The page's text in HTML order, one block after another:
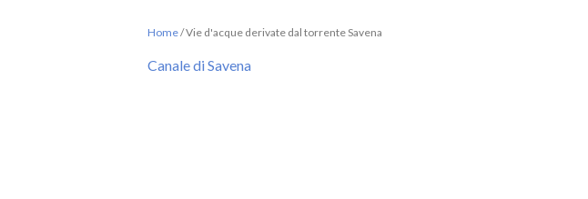
Home/Vie d'acque derivate dal torrente Savena
Canale di Savena